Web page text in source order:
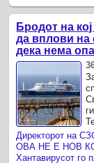
Бродот на
да вплови на
дека нема
Директорот на